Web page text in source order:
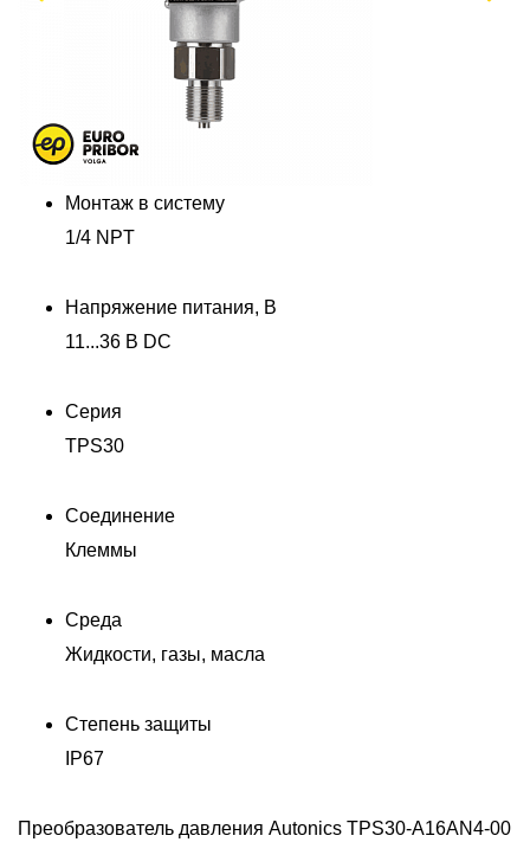
Монтаж в систему
1/4 NPT
Напряжение питания, В
11...36 В DC
Серия
TPS30
Соединение
Клеммы
Среда
Жидкости, газы, масла
Степень защиты
IP67
Преобразователь давления Autonics TPS30-A16AN4-00